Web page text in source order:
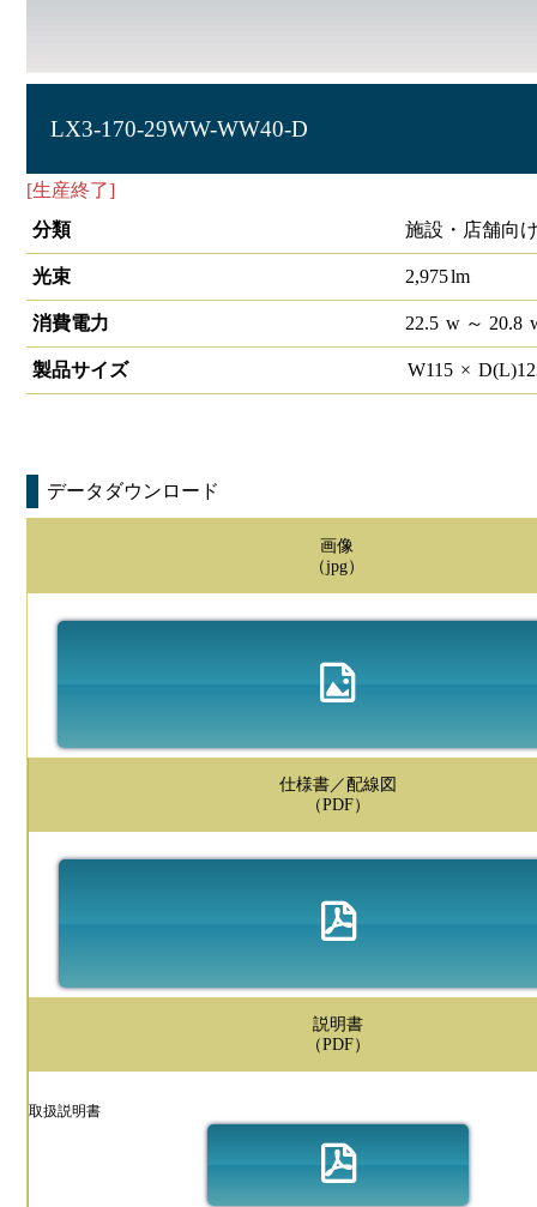
LX3-170-29WW-WW40-D
[生産終了]
分類
施設・店舗向
光束 2,975lm
消費電力 22.5 w～ 20.8
製品サイズ W115 × D(L)
データダウンロード
画像
（jpg）
仕様書／配線図
（PDF）
説明書
（PDF）
取扱説明書